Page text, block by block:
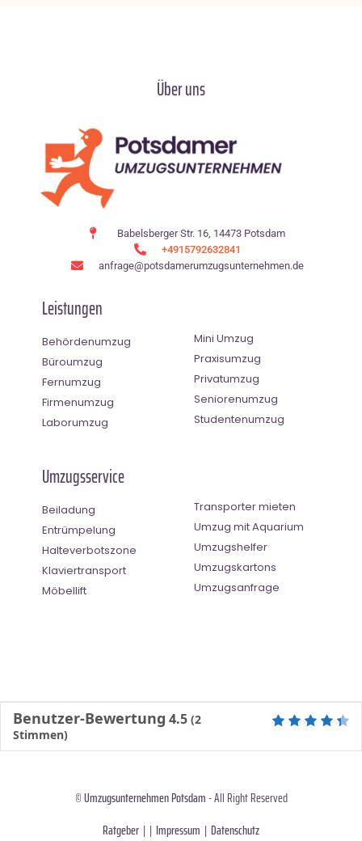
Über uns
Babelsberger Str. 16, 14473 Potsdam
+4915792632841
anfrage@potsdamerumzugsunternehmen.de
Leistungen
Behördenumzug
Büroumzug
Fernumzug
Firmenumzug
Laborumzug
Mini Umzug
Praxisumzug
Privatumzug
Seniorenumzug
Studentenumzug
Umzugsservice
Beiladung
Entrümpelung
Halteverbotszone
Klaviertransport
Möbellift
Transporter mieten
Umzug mit Aquarium
Umzugshelfer
Umzugskartons
Umzugsanfrage
Benutzer-Bewertung 4.5 (2
Stimmen)
©Umzugsunternehmen Potsdam - All Right Reserved
Ratgeber | | Impressum | Datenschutz